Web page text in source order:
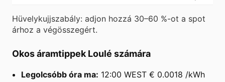
Hüvelykujjszabály: adjon hozzá 30–60 %-ot a spot
árhoz a végösszegért.
Okos áramtippek Loulé számára
Legolcsóbb óra ma: 12:00 WEST € 0.0018 /kWh